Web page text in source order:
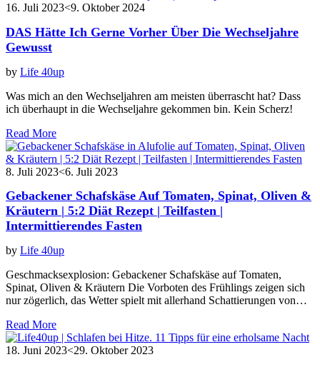
16. Juli 2023<9. Oktober 2024
DAS Hätte Ich Gerne Vorher Über Die Wechseljahre
Gewusst
by Life 40up
Was mich an den Wechseljahren am meisten überrascht hat? Dass
ich überhaupt in die Wechseljahre gekommen bin. Kein Scherz!
Read More
8. Juli 2023<6. Juli 2023
Gebackener Schafskäse Auf Tomaten, Spinat, Oliven &
Kräutern | 5:2 Diät Rezept | Teilfasten |
Intermittierendes Fasten
by Life 40up
Geschmacksexplosion: Gebackener Schafskäse auf Tomaten,
Spinat, Oliven & Kräutern Die Vorboten des Frühlings zeigen sich
nur zögerlich, das Wetter spielt mit allerhand Schattierungen von…
Read More
18. Juni 2023<29. Oktober 2023